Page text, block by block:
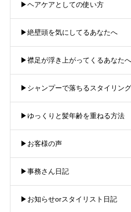
▶︎ヘアケアとしての使い方
▶︎絶壁頭を気にしてるあなたへ
▶︎襟足が浮き上がってくるあなたへ
▶︎シャンプーで落ちるスタイリン
▶︎ゆっくりと髪年齢を重ねる方法
▶︎お客様の声
▶︎事務さん日記
▶︎お知らせorスタイリスト日記